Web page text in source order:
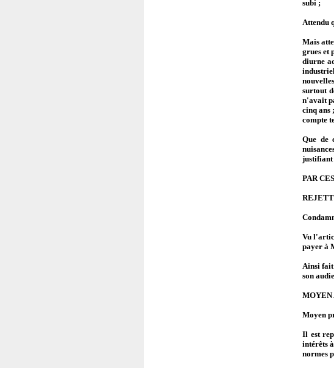
subi ;
Attendu
Mais
grues et
diurne
surtout
n'avait
cinq ans
compte
Que de
justifiant
PAR
Vu
payer à
Ainsi fait
son
MOYEN
Moyen
Il est
intérêts
normes